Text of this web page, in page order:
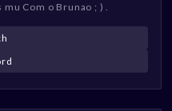
Com o Brunao ; ) .